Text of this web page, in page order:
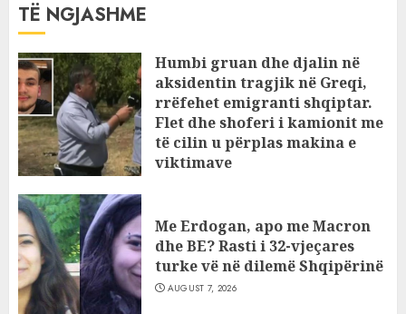
TË NGJASHME
Humbi gruan dhe djalin në
aksidentin tragjik në Greqi,
rrëfehet emigranti shqiptar.
Flet dhe shoferi i kamionit me
të cilin u përplas makina e
viktimave
Me Erdogan, apo me Macron
dhe BE? Rasti i 32-vjeçares
turke vë në dilemë Shqipërinë
AUGUST 7, 2026